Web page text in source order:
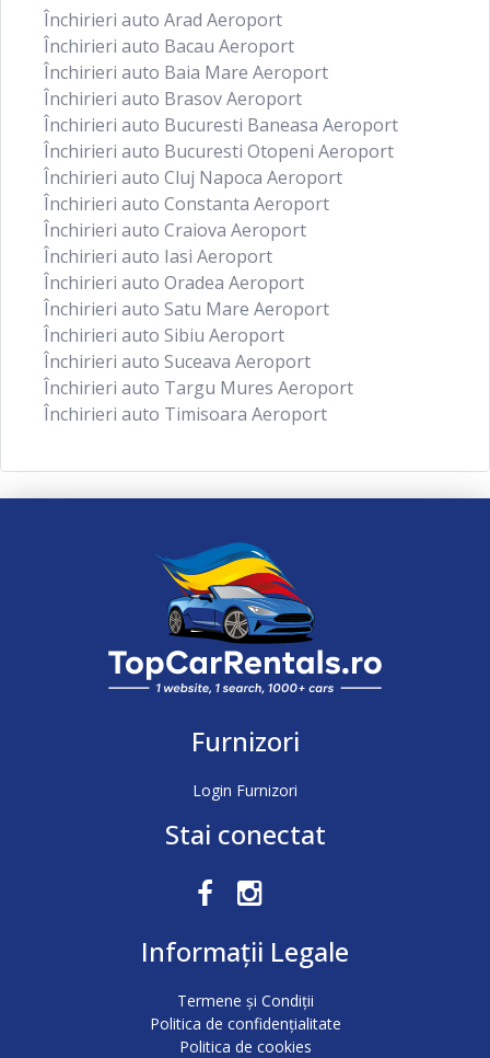
Închirieri auto Arad Aeroport
Închirieri auto Bacau Aeroport
Închirieri auto Baia Mare Aeroport
Închirieri auto Brasov Aeroport
Închirieri auto Bucuresti Baneasa Aeroport
Închirieri auto Bucuresti Otopeni Aeroport
Închirieri auto Cluj Napoca Aeroport
Închirieri auto Constanta Aeroport
Închirieri auto Craiova Aeroport
Închirieri auto Iasi Aeroport
Închirieri auto Oradea Aeroport
Închirieri auto Satu Mare Aeroport
Închirieri auto Sibiu Aeroport
Închirieri auto Suceava Aeroport
Închirieri auto Targu Mures Aeroport
Închirieri auto Timisoara Aeroport
Furnizori
Login Furnizori
Stai conectat
Informații Legale
Termene și Condiții
Politica de confidențialitate
Politica de cookies